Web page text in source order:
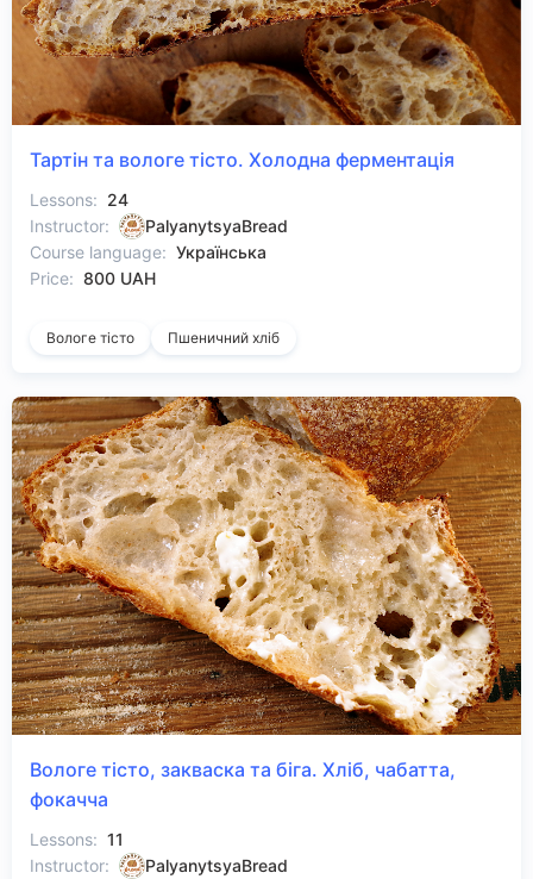
Тартін та вологе тісто. Холодна ферментація
Lessons: 24
Instructor:
PalyanytsyaBread
Course language: Українська
Price: 800 UAH
Вологе тісто Пшеничний хліб
Вологе тісто, закваска та біга. Хліб, чабатта,
фокачча
Lessons: 11
Instructor:
PalyanytsyaBread